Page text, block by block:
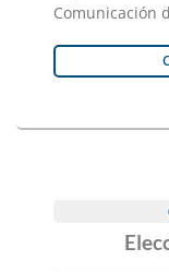
Comunicación